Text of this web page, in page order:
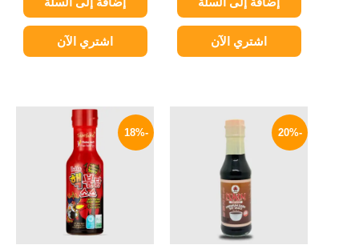
اشتري الآن اشتري الآن
-20%
الأصلي
الحالي
هو:
67 EGP.
-18%
السعر
الأصلي
340 EGP.